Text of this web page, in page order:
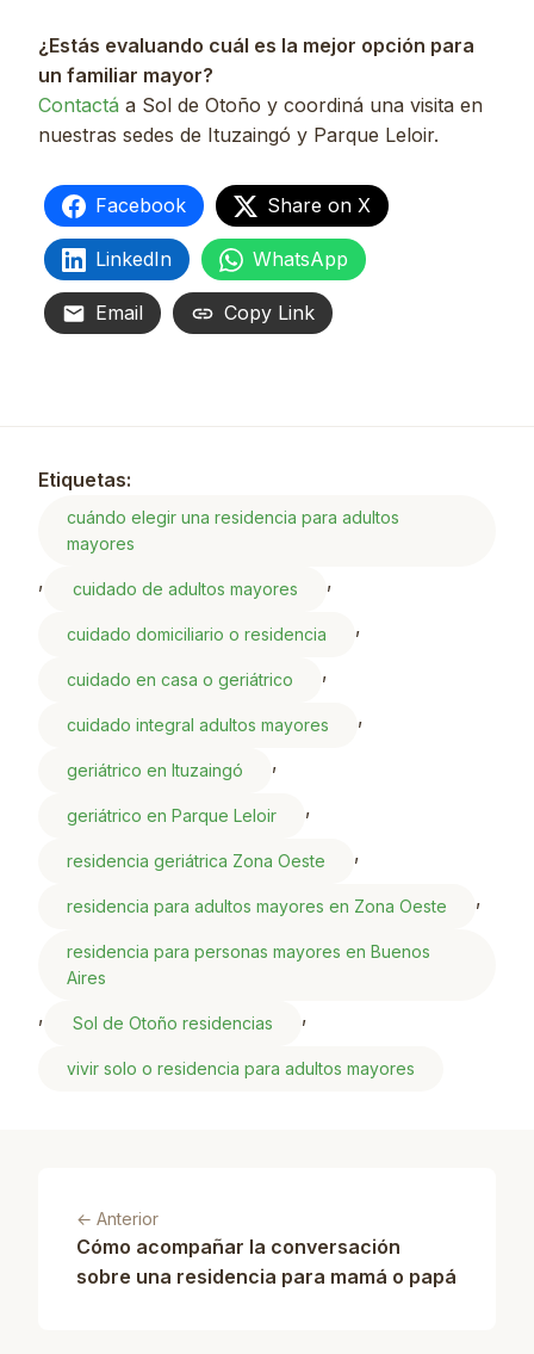
¿Estás evaluando cuál es la mejor opción para
un familiar mayor?
Contactá a Sol de Otoño y coordiná una visita en
nuestras sedes de Ituzaingó y Parque Leloir.
Facebook Share on X
LinkedIn WhatsApp
Email Copy Link
Etiquetas:
cuándo elegir una residencia para adultos
mayores
, cuidado de adultos mayores ,
cuidado domiciliario o residencia ,
cuidado en casa o geriátrico ,
cuidado integral adultos mayores ,
geriátrico en Ituzaingó ,
geriátrico en Parque Leloir ,
residencia geriátrica Zona Oeste ,
residencia para adultos mayores en Zona Oeste ,
residencia para personas mayores en Buenos
Aires
, Sol de Otoño residencias ,
vivir solo o residencia para adultos mayores
← Anterior
Cómo acompañar la conversación
sobre una residencia para mamá o papá